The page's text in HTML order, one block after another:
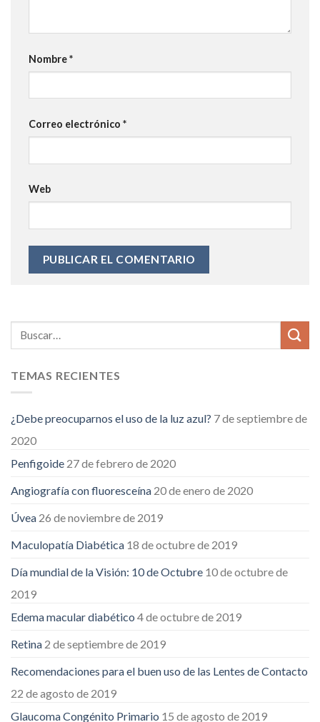
Nombre*
Correo electrónico *
Web
TEMAS RECIENTES
¿Debe preocuparnos el uso de la luz azul? 7 de septiembre de
2020
Penfigoide 27 de febrero de 2020
Angiografía con fluoresceína 20 de enero de 2020
Úvea 26 de noviembre de 2019
Maculopatía Diabética 18 de octubre de 2019
Día mundial de la Visión: 10 de Octubre 10 de octubre de
2019
Edema macular diabético 4 de octubre de 2019
Retina 2 de septiembre de 2019
Recomendaciones para el buen uso de las Lentes de Contacto
22 de agosto de 2019
Glaucoma Congénito Primario 15 de agosto de 2019